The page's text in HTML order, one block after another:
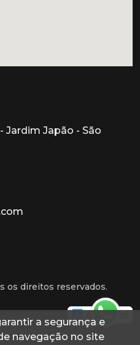
a segurança e
navegação no site
Jardim Japão - São
os direitos reservados.